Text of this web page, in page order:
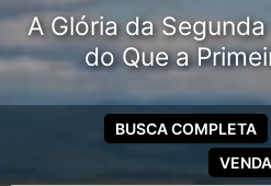
A Glória da
do Que a
VENDA
BUSCA COMPLETA